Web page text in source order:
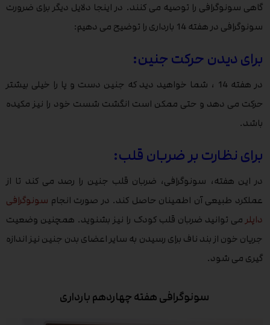
گاهی سونوگرافی را توصیه می کنند. در اینجا دلایل دیگر برای ضرورت
سونوگرافی در هفته 14 بارداری را توضیح می دهیم:
برای دیدن حرکت جنین:
در هفته 14 ، شما خواهید دید که جنین دست و پا را خیلی بیشتر
حرکت می دهد و حتی ممکن است انگشت شست خود را نیز مکیده
باشد.
برای نظارت بر ضربان قلب:
در این هفته، سونوگرافی، ضربان قلب جنین را رصد می کند تا از
عملکرد طبیعی آن اطمینان حاصل کند. در صورت انجام سونوگرافی
داپلر می توانید ضربان قلب کودک را نیز بشنوید. همچنین وضعیت
جریان خون از بند ناف برای رسیدن به سایر اعضای بدن جنین نیز اندازه
گیری می شود.
سونوگرافی هفته چهاردهم بارداری